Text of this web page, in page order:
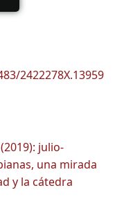
2422278X.13959
julio-
una mirada
y la cátedra